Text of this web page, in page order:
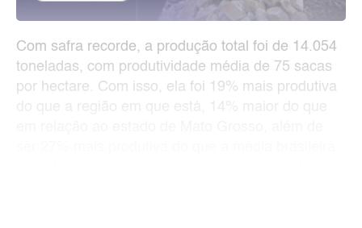
Com safra recorde, a produção total foi de 14.054
toneladas, com produtividade média de 75 sacas
por hectare. Com isso, ela foi 19% mais produtiva